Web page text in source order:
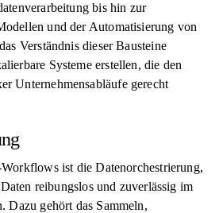
bis hin zur
und der Automatisierung von
Verständnis dieser Bausteine
Systeme erstellen, die den
Unternehmensabläufe gerecht
ist die Datenorchestrierung,
reibungslos und zuverlässig im
Dazu gehört das Sammeln,